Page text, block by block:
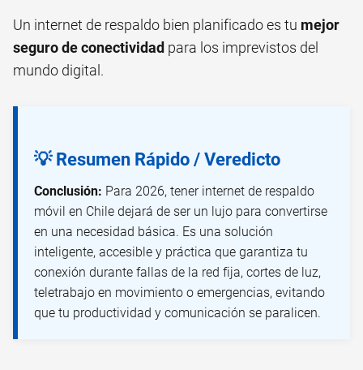
Un internet de respaldo bien planificado es tu mejor
seguro de conectividad para los imprevistos del
mundo digital.
💡 Resumen Rápido / Veredicto
Conclusión: Para 2026, tener internet de respaldo
móvil en Chile dejará de ser un lujo para convertirse
en una necesidad básica. Es una solución
inteligente, accesible y práctica que garantiza tu
conexión durante fallas de la red fija, cortes de luz,
teletrabajo en movimiento o emergencias, evitando
que tu productividad y comunicación se paralicen.